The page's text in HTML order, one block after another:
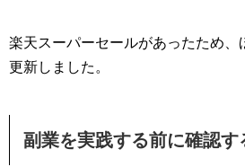
楽天スーパーセールがあったため、
更新しました。
副業を実践する前に確認す